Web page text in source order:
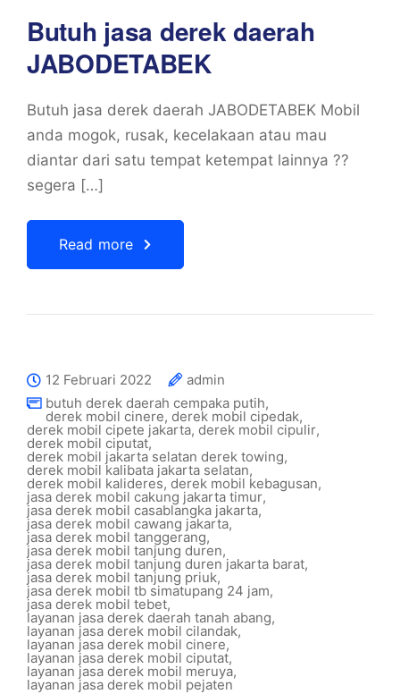
Butuh jasa derek daerah
JABODETABEK
Butuh jasa derek daerah JABODETABEK Mobil
anda mogok, rusak, kecelakaan atau mau
diantar dari satu tempat ketempat lainnya ??
segera […]
Read more
12 Februari 2022
admin
butuh derek daerah cempaka putih,
derek mobil cinere, derek mobil cipedak,
derek mobil cipete jakarta, derek mobil cipulir,
derek mobil ciputat,
derek mobil jakarta selatan derek towing,
derek mobil kalibata jakarta selatan,
derek mobil kalideres, derek mobil kebagusan,
jasa derek mobil cakung jakarta timur,
jasa derek mobil casablangka jakarta,
jasa derek mobil cawang jakarta,
jasa derek mobil tanggerang,
jasa derek mobil tanjung duren,
jasa derek mobil tanjung duren jakarta barat,
jasa derek mobil tanjung priuk,
jasa derek mobil tb simatupang 24 jam,
jasa derek mobil tebet,
layanan jasa derek daerah tanah abang,
layanan jasa derek mobil cilandak,
layanan jasa derek mobil cinere,
layanan jasa derek mobil ciputat,
layanan jasa derek mobil meruya,
layanan jasa derek mobil pejaten